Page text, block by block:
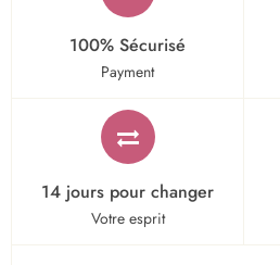
100% Sécurisé
Payment
14 jours pour changer
Votre esprit